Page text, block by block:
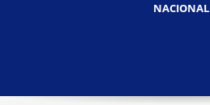
NACIONAL